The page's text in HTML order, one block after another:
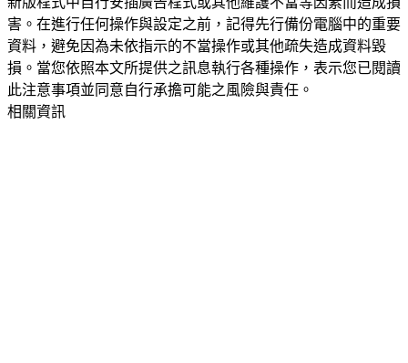
害。在進行任何操作與設定之前，記得先行備份電腦中的重要
資料，避免因為未依指示的不當操作或其他疏失造成資料毀
損。當您依照本文所提供之訊息執行各種操作，表示您已閱讀
此注意事項並同意自行承擔可能之風險與責任。
相關資訊